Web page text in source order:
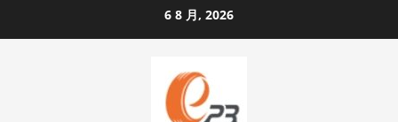
to
6 8 月, 2026